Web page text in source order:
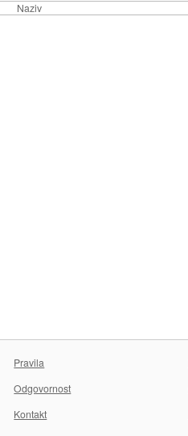
Naziv
Pravila
Odgovornost
Kontakt